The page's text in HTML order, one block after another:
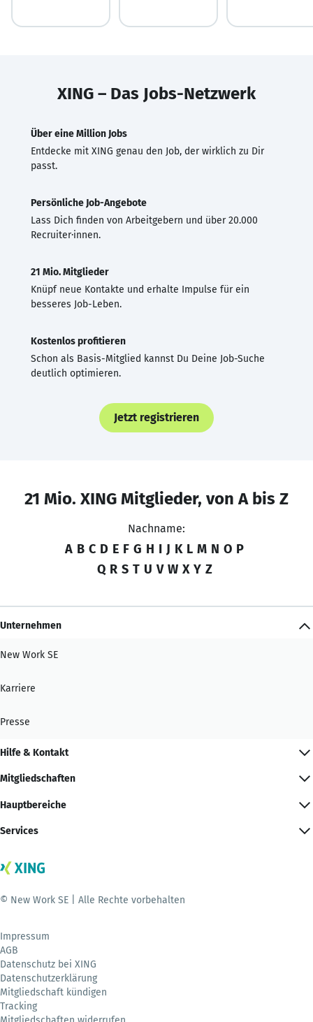
XING – Das Jobs-Netzwerk
Über eine Million Jobs
Entdecke mit XING genau den Job, der wirklich zu Dir
passt.
Persönliche Job-Angebote
Lass Dich finden von Arbeitgebern und über 20.000
Recruiter·innen.
21 Mio. Mitglieder
Knüpf neue Kontakte und erhalte Impulse für ein
besseres Job-Leben.
Kostenlos profitieren
Schon als Basis-Mitglied kannst Du Deine Job-Suche
deutlich optimieren.
Jetzt registrieren
21 Mio. XING Mitglieder, von A bis Z
Nachname:
A B C D E F G H I J K L M N O P
Q R S T U V W X Y Z
Unternehmen
New Work SE
Karriere
Presse
Hilfe & Kontakt
Mitgliedschaften
Hauptbereiche
Services
© New Work SE | Alle Rechte vorbehalten
Impressum
AGB
Datenschutz bei XING
Datenschutzerklärung
Mitgliedschaft kündigen
Tracking